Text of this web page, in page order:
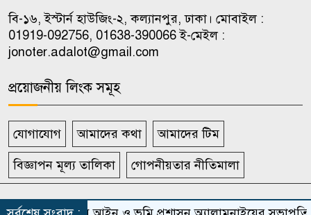
বখতিয়ার-নোমানের ওপর হামলার
প্রতিবাদে জবিতে মানববন্ধন
১০
বি-১৬, ইস্টার্ন হাউজিং-২, কল্যানপুর, ঢাকা। মোবাইল :
01919-092756, 01638-390066 ই-মেইল :
jonoter.adalot@gmail.com
প্রয়োজনীয় লিংক সমূহ
যোগাযোগ আমাদের কথা আমাদের টিম
বিজ্ঞাপন মূল্য তালিকা গোপনীয়তার নীতিমালা
সর্বস্বত্ব সংরক্ষিত দৈনিক জনতার আদালত